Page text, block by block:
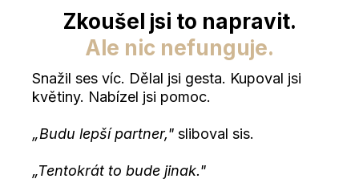
Zkoušel jsi to napravit.
Ale nic nefunguje.
Snažil ses víc. Dělal jsi gesta. Kupoval jsi
květiny. Nabízel jsi pomoc.
„Budu lepší partner," sliboval sis.
„Tentokrát to bude jinak."